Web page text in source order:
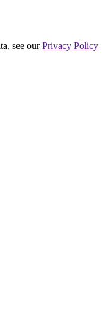
see ourPrivacy Policy